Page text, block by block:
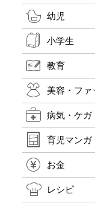
幼児
小学生
教育
美容・ファ
病気・ケガ
育児マンガ
お金
レシピ